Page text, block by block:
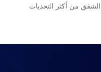
من أكثر التحديات